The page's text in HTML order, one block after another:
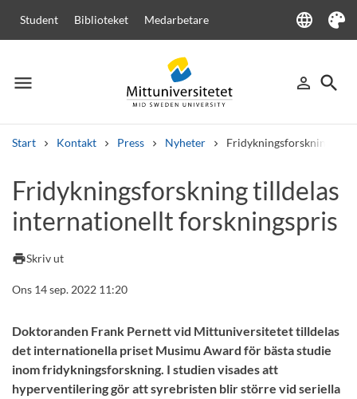
Student Biblioteket Medarbetare language
Language
Tema
menu
Meny person_outline
Logga in
search
Sök
Start Kontakt Press Nyheter Fridykningsforskning
Andra söktjänster
Kurser och programKursplanerVälkomstbrevPersonal
Fridykningsforskning tilldelas
internationellt forskningspris
printSkriv ut
Ons 14 sep. 2022 11:20
Doktoranden Frank Pernett vid Mittuniversitetet tilldelas
det internationella priset Musimu Award för bästa studie
inom fridykningsforskning. I studien visades att
hyperventilering gör att syrebristen blir större vid seriella